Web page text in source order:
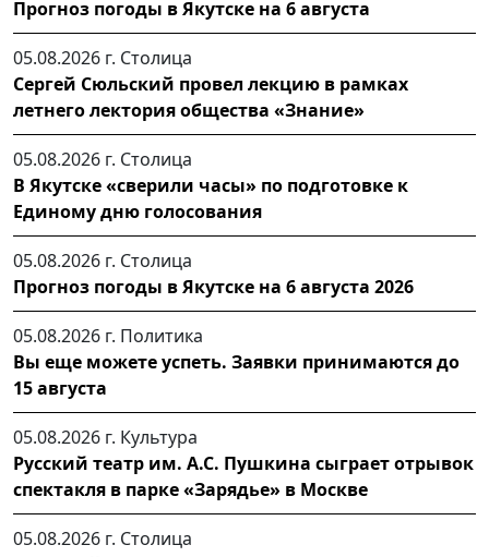
Прогноз погоды в Якутске на 6 августа
05.08.2026 г. Столица
Сергей Сюльский провел лекцию в рамках
летнего лектория общества «Знание»
05.08.2026 г. Столица
В Якутске «сверили часы» по подготовке к
Единому дню голосования
05.08.2026 г. Столица
Прогноз погоды в Якутске на 6 августа 2026
05.08.2026 г. Политика
Вы еще можете успеть. Заявки принимаются до
15 августа
05.08.2026 г. Культура
Русский театр им. А.С. Пушкина сыграет отрывок
спектакля в парке «Зарядье» в Москве
05.08.2026 г. Столица